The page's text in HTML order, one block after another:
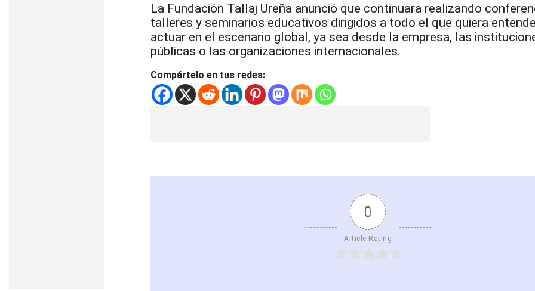
La Fundación Tallaj Ureña anunció que continuara realizando
talleres y seminarios educativos dirigidos a todo el que quiera
actuar en el escenario global, ya sea desde la empresa, las
públicas o las organizaciones internacionales.
Compártelo en tus redes:
0
Article Rating